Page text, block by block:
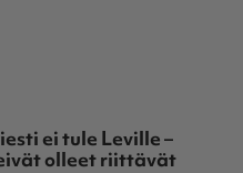
ei tule Leville –
olleet riittävät